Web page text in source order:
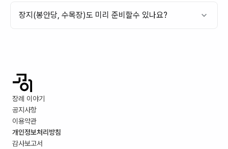
장지(봉안당, 수목장)도 미리 준비할수 있나요?
장례 이야기
공지사항
이용약관
개인정보처리방침
감사보고서